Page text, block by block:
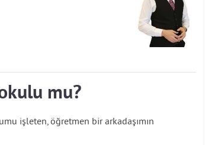
mu?
işleten, öğretmen bir arkadaşımın